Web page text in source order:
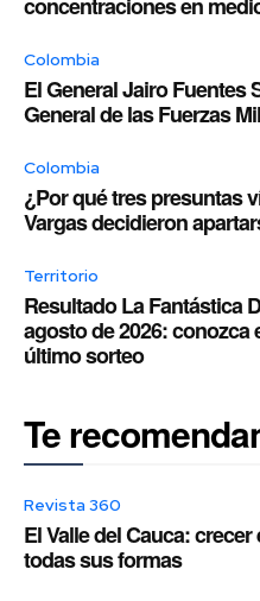
concentraciones en
Colombia
El General Jairo Fuentes
General de las Fuerzas
Colombia
¿Por qué tres presuntas
Vargas decidieron
Territorio
Resultado La Fantástica
agosto de 2026:
último sorteo
Te
Revista 360
El Valle del Cauca:
todas sus formas